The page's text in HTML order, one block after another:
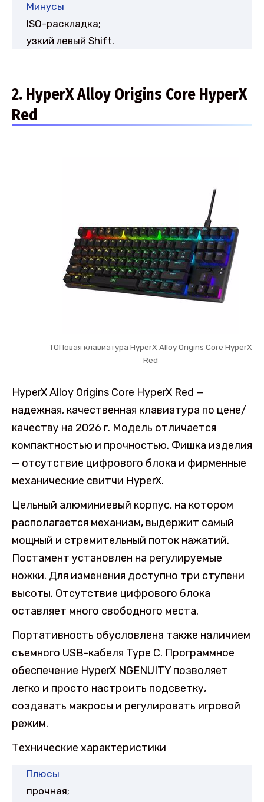
Минусы
ISO-раскладка;
узкий левый Shift.
2. HyperX Alloy Origins Core HyperX
Red
ТОПовая клавиатура HyperX Alloy Origins Core HyperX
Red
HyperX Alloy Origins Core HyperX Red —
надежная, качественная клавиатура по цене/
качеству на 2026 г. Модель отличается
компактностью и прочностью. Фишка изделия
— отсутствие цифрового блока и фирменные
механические свитчи HyperX.
Цельный алюминиевый корпус, на котором
располагается механизм, выдержит самый
мощный и стремительный поток нажатий.
Постамент установлен на регулируемые
ножки. Для изменения доступно три ступени
высоты. Отсутствие цифрового блока
оставляет много свободного места.
Портативность обусловлена также наличием
съемного USB-кабеля Type C. Программное
обеспечение HyperX NGENUITY позволяет
легко и просто настроить подсветку,
создавать макросы и регулировать игровой
режим.
Технические характеристики
Плюсы
прочная;